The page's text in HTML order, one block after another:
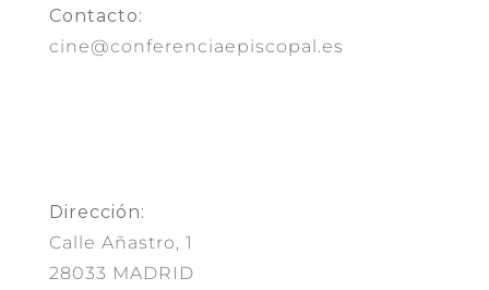
Contacto:
cine@conferenciaepiscopal.es
Dirección:
Calle Añastro, 1
28033 MADRID